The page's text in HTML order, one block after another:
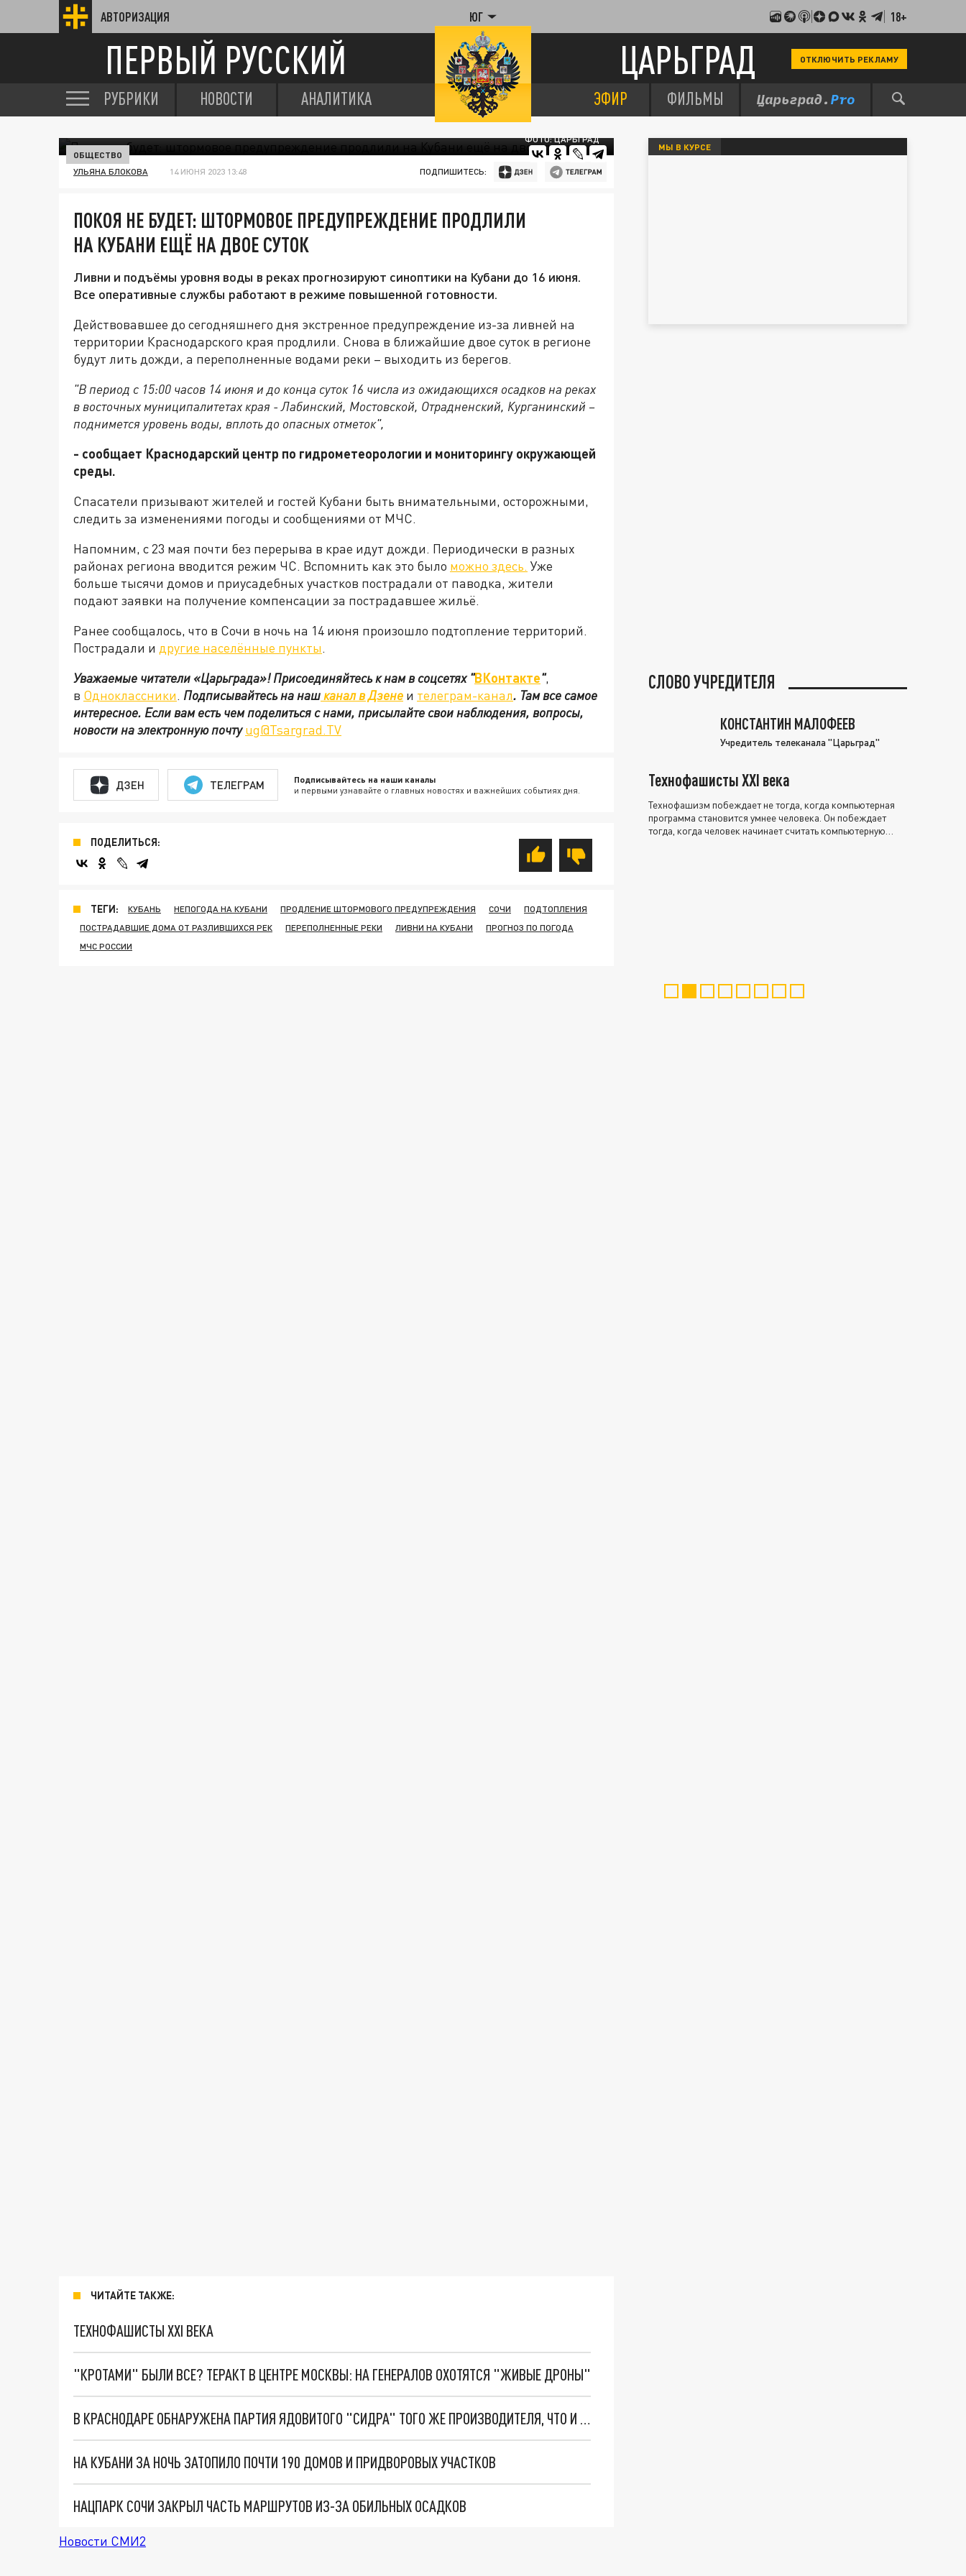
АВТОРИЗАЦИЯ ЮГ 18+
ПЕРВЫЙ РУССКИЙ ЦАРЬГРАД ОТКЛЮЧИТЬ РЕКЛАМУ
РУБРИКИ НОВОСТИ АНАЛИТИКА ЭФИР ФИЛЬМЫ
ФОТО: ЦАРЬГРАД
ОБЩЕСТВО
УЛЬЯНА БЛОКОВА 14 ИЮНЯ 2023 13:48 ПОДПИШИТЕСЬ:
ПОКОЯ НЕ БУДЕТ: ШТОРМОВОЕ ПРЕДУПРЕЖДЕНИЕ ПРОДЛИЛИ
НА КУБАНИ ЕЩЁ НА ДВОЕ СУТОК
Ливни и подъёмы уровня воды в реках прогнозируют синоптики на Кубани до 16 июня.
Все оперативные службы работают в режиме повышенной готовности.
Действовавшее до сегодняшнего дня экстренное предупреждение из-за ливней на
территории Краснодарского края продлили. Снова в ближайшие двое суток в регионе
будут лить дожди, а переполненные водами реки – выходить из берегов.
"В период с 15:00 часов 14 июня и до конца суток 16 числа из ожидающихся осадков на реках
в восточных муниципалитетах края - Лабинский, Мостовской, Отрадненский, Курганинский –
поднимется уровень воды, вплоть до опасных отметок",
- сообщает Краснодарский центр по гидрометеорологии и мониторингу окружающей
среды.
Спасатели призывают жителей и гостей Кубани быть внимательными, осторожными,
следить за изменениями погоды и сообщениями от МЧС.
Напомним, с 23 мая почти без перерыва в крае идут дожди. Периодически в разных
районах региона вводится режим ЧС. Вспомнить как это было можно здесь. Уже
больше тысячи домов и приусадебных участков пострадали от паводка, жители
подают заявки на получение компенсации за пострадавшее жильё.
Ранее сообщалось, что в Сочи в ночь на 14 июня произошло подтопление территорий.
Пострадали и другие населённые пункты.
Уважаемые читатели «Царьграда»!Присоединяйтесь к нам в соцсетях"ВКонтакте",
в Одноклассники. Подписывайтесь на нашканал в Дзене и телеграм-канал. Там все самое
интересное. Если вам есть чем поделиться с нами, присылайте свои наблюдения, вопросы,
новости на электронную почтуug@Tsargrad.TV
ДЗЕН ТЕЛЕГРАМ Подписывайтесь на наши каналы
и первыми узнавайте о главных новостях и важнейших событиях дня.
ПОДЕЛИТЬСЯ:
ТЕГИ: КУБАНЬ НЕПОГОДА НА КУБАНИ ПРОДЛЕНИЕ ШТОРМОВОГО ПРЕДУПРЕЖДЕНИЯ СОЧИ
ПОДТОПЛЕНИЯ
ПОСТРАДАВШИЕ ДОМА ОТ РАЗЛИВШИХСЯ РЕК
ПЕРЕПОЛНЕННЫЕ РЕКИ ЛИВНИ НА КУБАНИ
ПРОГНОЗ ПО ПОГОДА
МЧС РОССИИ
ЧИТАЙТЕ ТАКЖЕ:
ТЕХНОФАШИСТЫ XXI ВЕКА
"КРОТАМИ" БЫЛИ ВСЕ? ТЕРАКТ В ЦЕНТРЕ МОСКВЫ: НА ГЕНЕРАЛОВ ОХОТЯТСЯ "ЖИВЫЕ ДРОНЫ"
В КРАСНОДАРЕ ОБНАРУЖЕНА ПАРТИЯ ЯДОВИТОГО "СИДРА" ТОГО ЖЕ ПРОИЗВОДИТЕЛЯ, ЧТО И УБИВШИЙ 34 ЧЕЛОВЕКА
НА КУБАНИ ЗА НОЧЬ ЗАТОПИЛО ПОЧТИ 190 ДОМОВ И ПРИДВОРОВЫХ УЧАСТКОВ
НАЦПАРК СОЧИ ЗАКРЫЛ ЧАСТЬ МАРШРУТОВ ИЗ-ЗА ОБИЛЬНЫХ ОСАДКОВ
Новости СМИ2
МЫ В КУРСЕ
СЛОВО УЧРЕДИТЕЛЯ
КОНСТАНТИН МАЛОФЕЕВ
Учредитель телеканала "Царьград"
Технофашисты XXI века
Технофашизм побеждает не тогда, когда компьютерная
программа становится умнее человека. Он побеждает
тогда, когда человек начинает считать компьютерную